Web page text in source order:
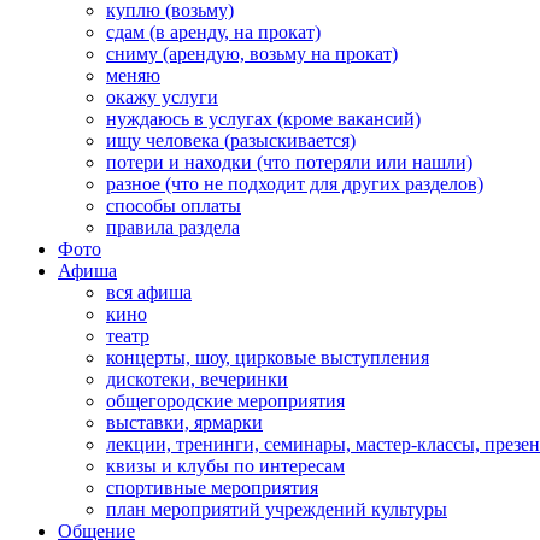
куплю (возьму)
сдам (в аренду, на прокат)
сниму (арендую, возьму на прокат)
меняю
окажу услуги
нуждаюсь в услугах (кроме вакансий)
ищу человека (разыскивается)
потери и находки (что потеряли или нашли)
разное (что не подходит для других разделов)
способы оплаты
правила раздела
Фото
Афиша
вся афиша
кино
театр
концерты, шоу, цирковые выступления
дискотеки, вечеринки
общегородские мероприятия
выставки, ярмарки
лекции, тренинги, семинары, мастер-классы,
квизы и клубы по интересам
спортивные мероприятия
план мероприятий учреждений культуры
Общение